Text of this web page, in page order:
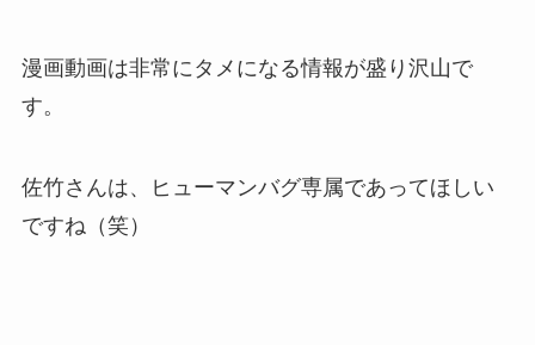
漫画動画は非常にタメになる情報が盛り沢山で
す。
佐竹さんは、ヒューマンバグ専属であってほしい
ですね（笑）